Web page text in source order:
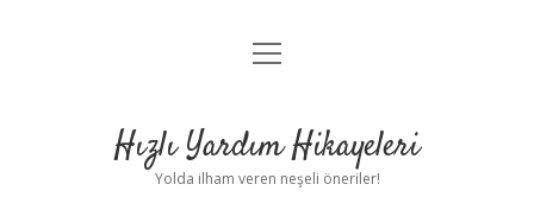
Anasayfa
Yasal Uyarı
menüyü
Hızlı Yardım Hikayeleri
Yolda ilham veren neşeli öneriler!